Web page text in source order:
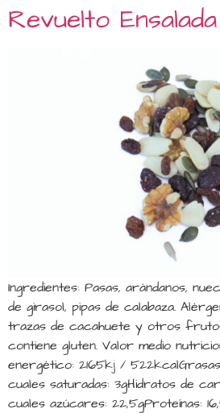
Revuelto Ensalada
Ingredientes: Pasas, arándanos,
de girasol, pipas de calabaza.
trazas de cacahuete y otros
contiene gluten. Valor medio
energético: 2165kj /
cuales saturadas: 3gHidratos de
cuales azúcares: 22,5gProteínas: